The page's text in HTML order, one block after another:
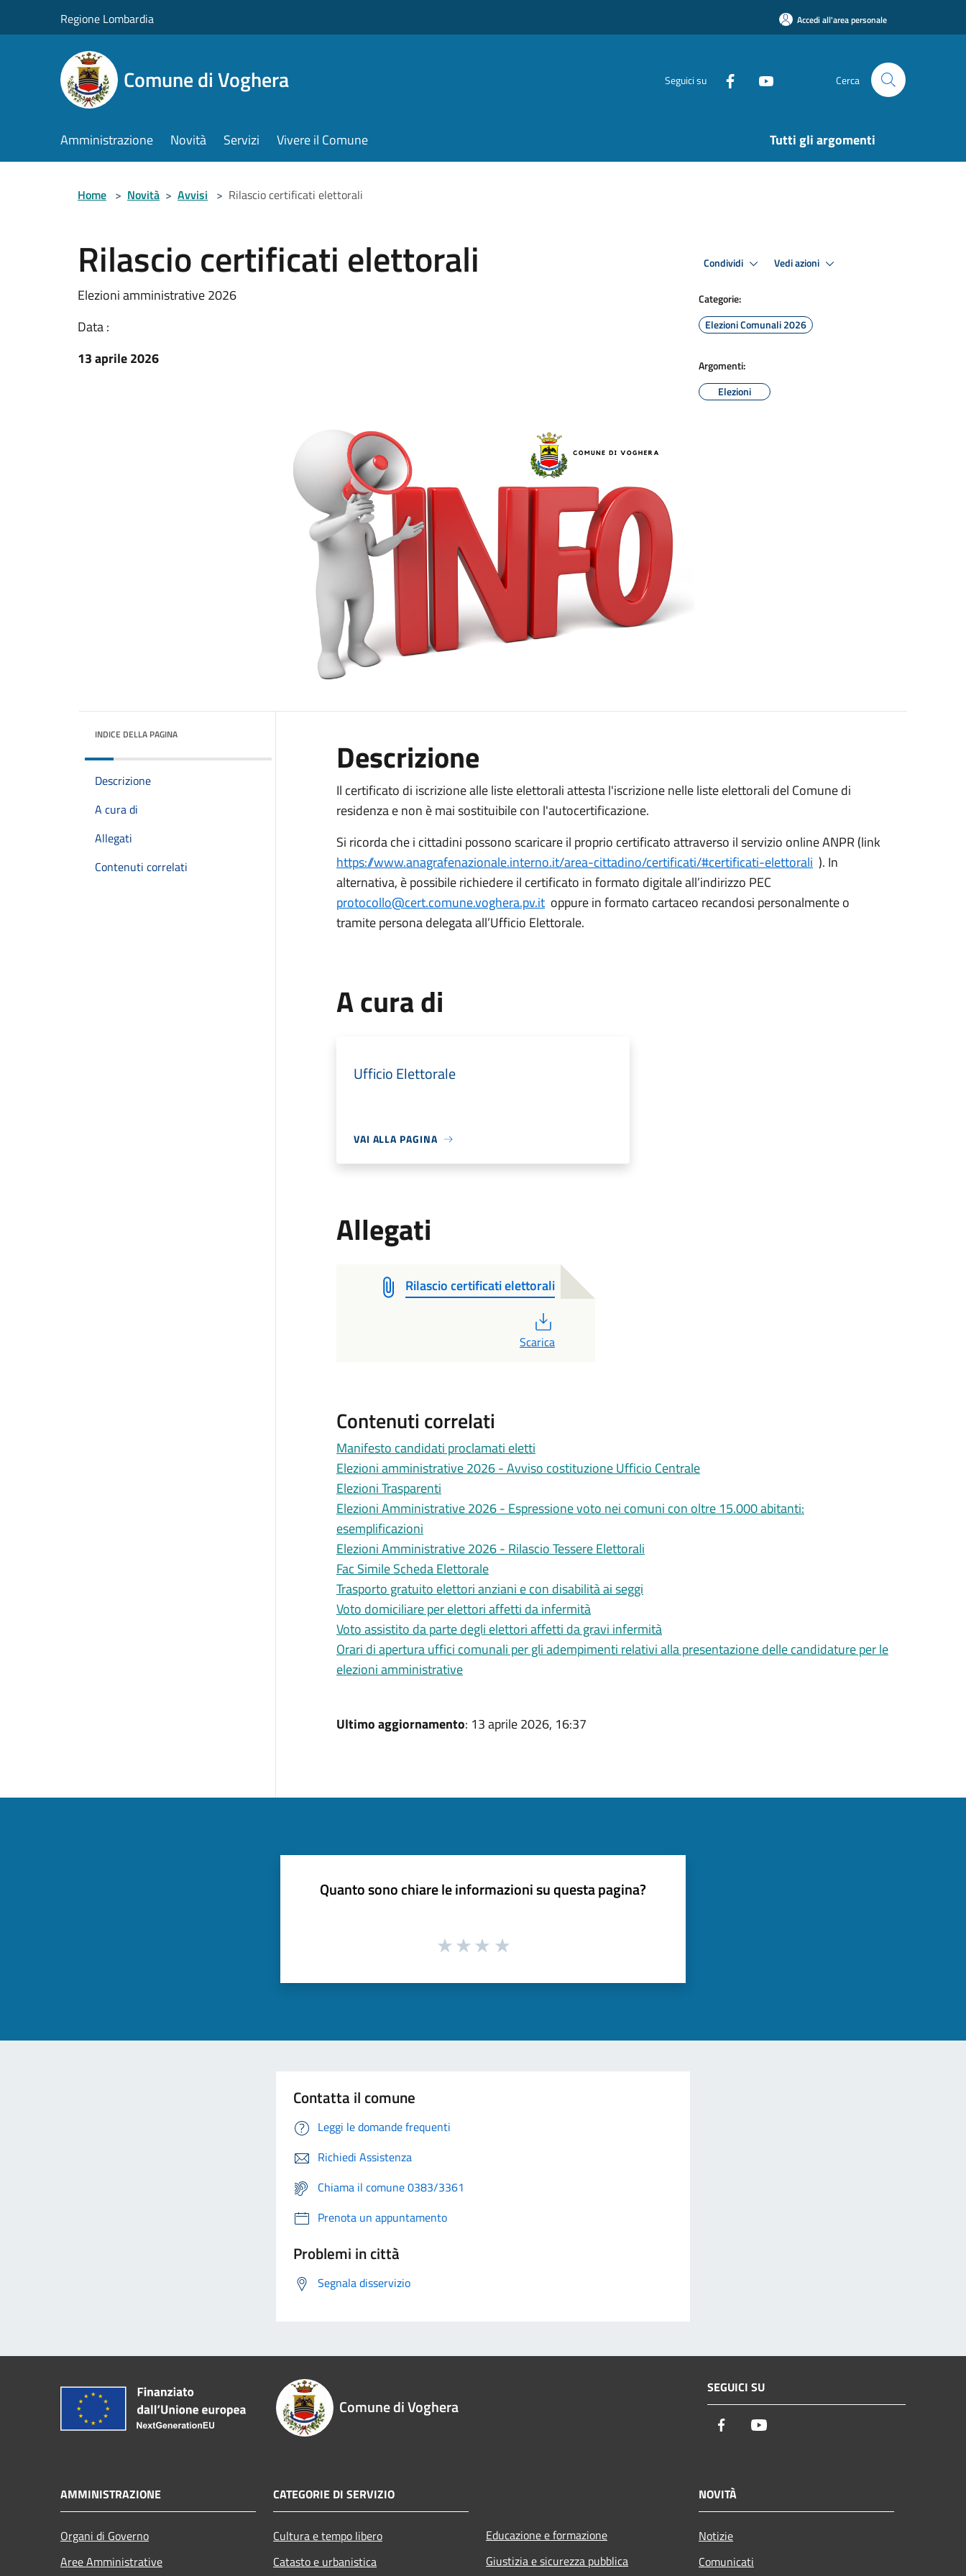
Regione Lombardia Accedi all'area personale
Comune di Voghera Seguici su Cerca
Amministrazione Novità Servizi Vivere il Comune Tutti gli argomenti
Home > Novità > Avvisi > Rilascio certificati elettorali
Rilascio certificati elettorali
Elezioni amministrative 2026
Data :
13 aprile 2026
Condividi Vedi azioni
Categorie:
Elezioni Comunali 2026
Argomenti:
Elezioni
INDICE DELLA PAGINA
Descrizione
A cura di
Allegati
Contenuti correlati
Descrizione
Il certificato di iscrizione alle liste elettorali attesta l'iscrizione nelle liste elettorali del Comune di
residenza e non è mai sostituibile con l'autocertificazione.
Si ricorda che i cittadini possono scaricare il proprio certificato attraverso il servizio online ANPR (link
https://www.anagrafenazionale.interno.it/area-cittadino/certificati/#certificati-elettorali ). In
alternativa, è possibile richiedere il certificato in formato digitale all’indirizzo PEC
protocollo@cert.comune.voghera.pv.itoppure in formato cartaceo recandosi personalmente o
tramite persona delegata all’Ufficio Elettorale.
A cura di
Ufficio Elettorale
VAI ALLA PAGINA
Allegati
Rilascio certificati elettorali
Scarica
Contenuti correlati
Manifesto candidati proclamati eletti
Elezioni amministrative 2026 - Avviso costituzione Ufficio Centrale
Elezioni Trasparenti
Elezioni Amministrative 2026 - Espressione voto nei comuni con oltre 15.000 abitanti:
esemplificazioni
Elezioni Amministrative 2026 - Rilascio Tessere Elettorali
Fac Simile Scheda Elettorale
Trasporto gratuito elettori anziani e con disabilità ai seggi
Voto domiciliare per elettori affetti da infermità
Voto assistito da parte degli elettori affetti da gravi infermità
Orari di apertura uffici comunali per gli adempimenti relativi alla presentazione delle candidature per le
elezioni amministrative
Ultimo aggiornamento: 13 aprile 2026, 16:37
Quanto sono chiare le informazioni su questa pagina?
Contatta il comune
Leggi le domande frequenti
Richiedi Assistenza
Chiama il comune 0383/3361
Prenota un appuntamento
Problemi in città
Segnala disservizio
Comune di Voghera
SEGUICI SU
Facebook
AMMINISTRAZIONE
Organi di Governo
Aree Amministrative
CATEGORIE DI SERVIZIO
Cultura e tempo libero
Catasto e urbanistica
Educazione e formazione
Giustizia e sicurezza pubblica
NOVITÀ
Notizie
Comunicati